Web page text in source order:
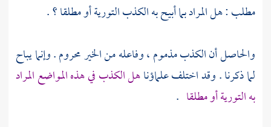
مطلب : هل المراد بما أبيح به الكذب التورية أو مطلقا ؟ .
والحاصل أن الكذب مذموم ، وفاعله من الخير محروم . وإنما يباح
لما ذكرنا . وقد اختلف علماؤناهل الكذب في هذه المواضع المراد
به التورية أو مطلقا .